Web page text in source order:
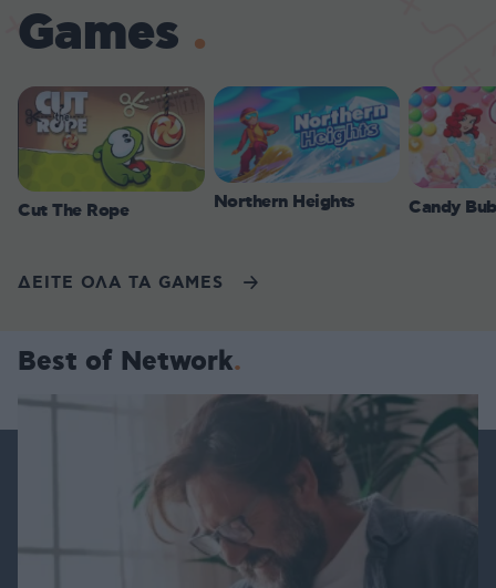
Games
Cut The Rope Northern Heights Candy
ΔΕΙΤΕ ΟΛΑ ΤΑ GAMES
Best of Network